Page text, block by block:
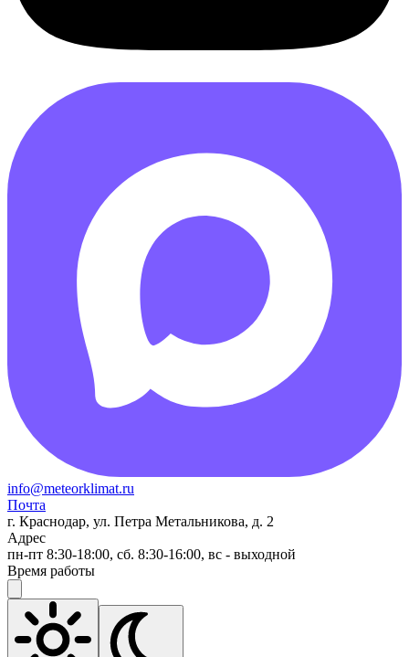
info@meteorklimat.ru
Почта
г. Краснодар, ул. Петра Метальникова, д. 2
Адрес
пн-пт 8:30-18:00, сб. 8:30-16:00, вс - выходной
Время работы